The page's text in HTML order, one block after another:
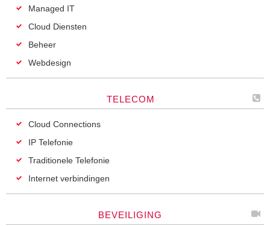
Managed IT
Cloud Diensten
Beheer
Webdesign
TELECOM
Cloud Connections
IP Telefonie
Traditionele Telefonie
Internet verbindingen
BEVEILIGING